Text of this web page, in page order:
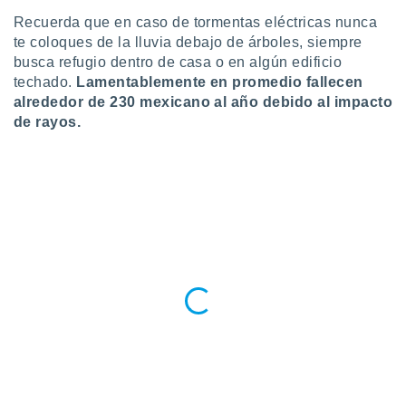
su
u
datos
momento
en
en
Recuerda que en caso de tormentas eléctricas nunca
te coloques de la lluvia debajo de árboles, siempre
busca refugio dentro de casa o en algún edificio
techado. Lamentablemente en promedio fallecen
alrededor de 230 mexicano al año debido al impacto
de rayos.